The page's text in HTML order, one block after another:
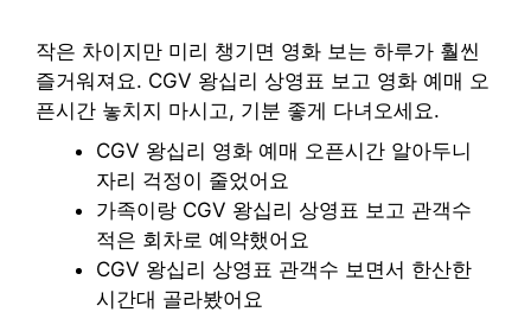
작은 차이지만 미리 챙기면 영화 보는 하루가 훨씬
즐거워져요. CGV 왕십리 상영표 보고 영화 예매 오
픈시간 놓치지 마시고, 기분 좋게 다녀오세요.
CGV 왕십리 영화 예매 오픈시간 알아두니
자리 걱정이 줄었어요
가족이랑 CGV 왕십리 상영표 보고 관객수
적은 회차로 예약했어요
CGV 왕십리 상영표 관객수 보면서 한산한
시간대 골라봤어요